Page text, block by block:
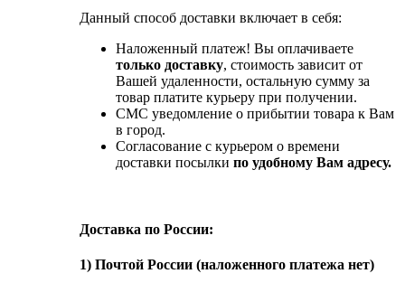
Данный способ доставки включает в себя:
Наложенный платеж! Вы оплачиваете
только доставку, стоимость зависит от
Вашей удаленности, остальную сумму за
товар платите курьеру при получении.
СМС уведомление о прибытии товара к Вам
в город.
Согласование с курьером о времени
доставки посылки по удобному Вам адресу.
Доставка по России:
1) Почтой России (наложенного платежа нет)